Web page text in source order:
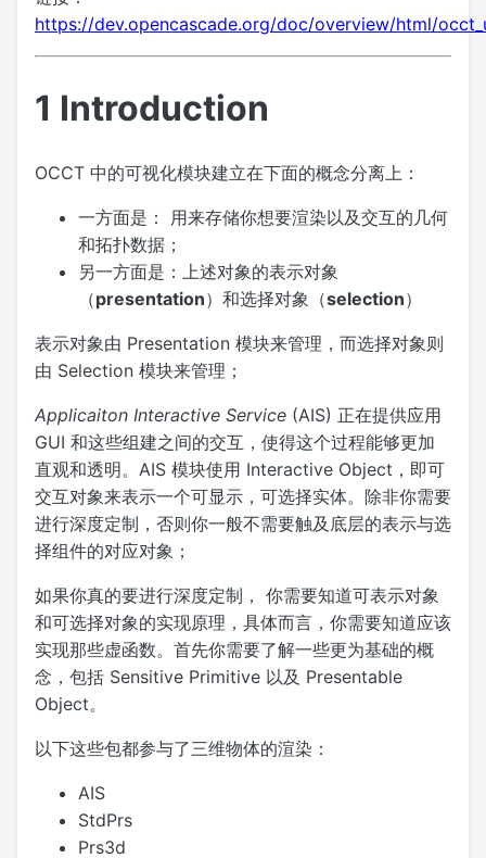
https://dev.opencascade.org/doc/overview/html/
1 Introduction
OCCT 中的可视化模块建立在下面的概念分离上：
一方面是： 用来存储你想要渲染以及交互的几何
和拓扑数据；
另一方面是：上述对象的表示对象
（presentation）和选择对象（selection）
表示对象由 Presentation 模块来管理，而选择对象则
由 Selection 模块来管理；
Applicaiton Interactive Service (AIS) 正在提供应用
GUI 和这些组建之间的交互，使得这个过程能够更加
直观和透明。AIS 模块使用 Interactive Object，即可
交互对象来表示一个可显示，可选择实体。除非你需要
进行深度定制，否则你一般不需要触及底层的表示与选
择组件的对应对象；
如果你真的要进行深度定制， 你需要知道可表示对象
和可选择对象的实现原理，具体而言，你需要知道应该
实现那些虚函数。首先你需要了解一些更为基础的概
念，包括 Sensitive Primitive 以及 Presentable
Object。
以下这些包都参与了三维物体的渲染：
AIS
StdPrs
Prs3d